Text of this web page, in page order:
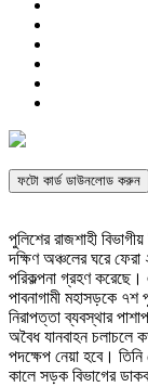
ফটো কার্ড ডাউনলোড করুন
পুলিশের রাজশাহী
দক্ষিণ অঞ্চলের ঘরে ফেরা
পরিকল্পনা গ্রহণ করেছে।
পাবনাগামী মহাসড়কে ৭শ
নিরাপত্তা ব্যবস্থার
অবৈধ যানবাহন চলাচলে
পদক্ষেপ নেয়া হবে। তিনি
কালে সড়ক বিভাগের